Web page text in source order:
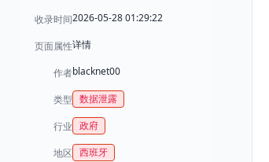
收录时间2026-05-28 01:29:22
页面属性详情
作者blacknet00
类型 数据泄露
行业 政府
地区 西班牙